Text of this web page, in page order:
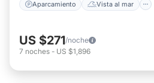
Aparcamiento Vista al mar
US $271/noche
7 noches - US $1,896